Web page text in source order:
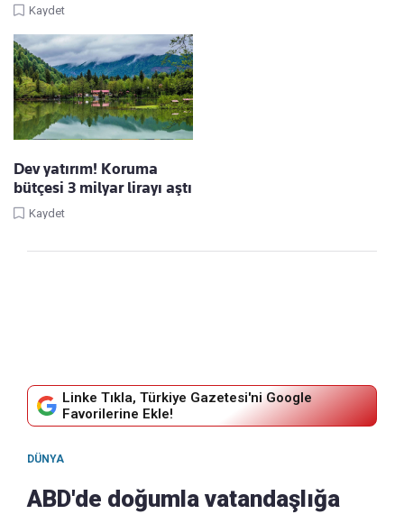
Kaydet
Dev yatırım! Koruma
bütçesi 3 milyar lirayı aştı
Kaydet
Linke Tıkla, Türkiye Gazetesi'ni Google
Favorilerine Ekle!
DÜNYA
ABD'de doğumla vatandaşlığa